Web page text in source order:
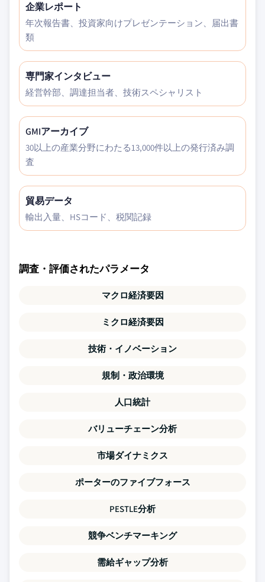
企業レポート
年次報告書、投資家向けプレゼンテーション、届出書
類
専門家インタビュー
経営幹部、調達担当者、技術スペシャリスト
GMIアーカイブ
30以上の産業分野にわたる13,000件以上の発行済み調
査
貿易データ
輸出入量、HSコード、税関記録
調査・評価されたパラメータ
マクロ経済要因
ミクロ経済要因
技術・イノベーション
規制・政治環境
人口統計
バリューチェーン分析
市場ダイナミクス
ポーターのファイブフォース
PESTLE分析
競争ベンチマーキング
需給ギャップ分析